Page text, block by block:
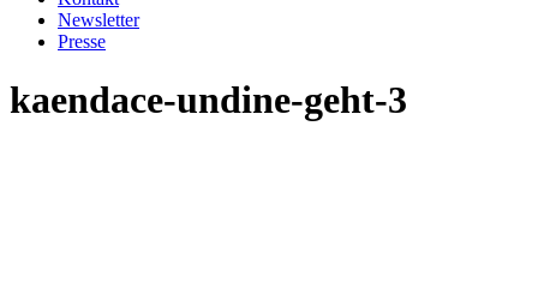
Newsletter
Presse
kaendace-undine-geht-3